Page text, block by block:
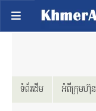
ទំព័រដើម អំពីក្រុមហ៊ុន